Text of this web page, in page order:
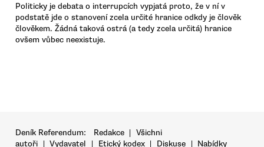
Politicky je debata o interrupcích vypjatá proto, že v ní v
podstatě jde o stanovení zcela určité hranice odkdy je člověk
člověkem. Žádná taková ostrá (a tedy zcela určitá) hranice
ovšem vůbec neexistuje.
Deník Referendum: Redakce | Všichni
autoři | Vydavatel | Etický kodex | Diskuse | Nabídky